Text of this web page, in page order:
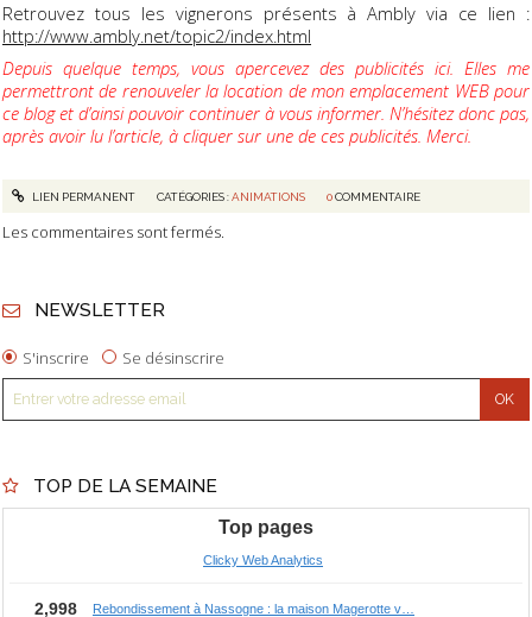
Retrouvez tous les vignerons présents à Ambly via ce lien :
http://www.ambly.net/topic2/index.html
Depuis quelque temps, vous apercevez des publicités ici. Elles me
permettront de renouveler la location de mon emplacement WEB pour
ce blog et d’ainsi pouvoir continuer à vous informer. N’hésitez donc pas,
après avoir lu l’article, à cliquer sur une de ces publicités. Merci.
LIEN PERMANENT CATÉGORIES :ANIMATIONS 0COMMENTAIRE
Les commentaires sont fermés.
NEWSLETTER
S'inscrire Se désinscrire
TOP DE LA SEMAINE